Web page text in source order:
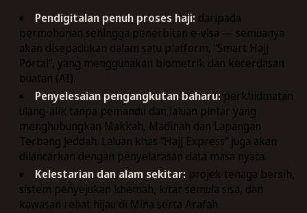
Pendigitalan penuh proses haji: daripada
permohonan sehingga penerbitan e-visa — semuanya
akan disepadukan dalam satu platform, “Smart Hajj
Portal”, yang menggunakan biometrik dan kecerdasan
buatan (AI).
Penyelesaian pengangkutan baharu: perkhidmatan
ulang-alik tanpa pemandu dan laluan pintar yang
menghubungkan Makkah, Madinah dan Lapangan
Terbang Jeddah. Laluan khas “Hajj Express” juga akan
dilancarkan dengan penyelarasan data masa nyata.
Kelestarian dan alam sekitar: projek tenaga bersih,
sistem penyejukan khemah, kitar semula sisa, dan
kawasan rehat hijau di Mina serta Arafah.